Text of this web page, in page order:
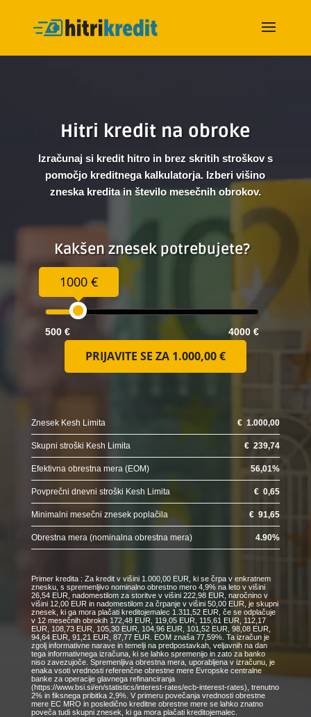
Hitri kredit na obroke
Izračunaj si kredit hitro in brez skritih stroškov s
pomočjo kreditnega kalkulatorja. Izberi višino
zneska kredita in število mesečnih obrokov.
Kakšen znesek potrebujete?
1000 €
500 € 4000 €
PRIJAVITE SE ZA 1.000,00 €
Znesek Kesh Limita €1.000,00
Skupni stroški Kesh Limita €239,74
Efektivna obrestna mera (EOM) 56,01%
Povprečni dnevni stroški Kesh Limita €0,65
Minimalni mesečni znesek poplačila €91,65
Obrestna mera (nominalna obrestna mera) 4.90%
Primer kredita : Za kredit v višini 1.000,00 EUR, ki se črpa v enkratnem
znesku, s spremenljivo nominalno obrestno mero 4,9% na leto v višini
26,54 EUR, nadomestilom za storitve v višini 222,98 EUR, naročnino v
višini 12,00 EUR in nadomestilom za črpanje v višini 50,00 EUR, je skupni
znesek, ki ga mora plačati kreditojemalec 1.311,52 EUR, če se odplačuje
v 12 mesečnih obrokih 172,48 EUR, 119,05 EUR, 115,61 EUR, 112,17
EUR, 108,73 EUR, 105,30 EUR, 104,96 EUR, 101,52 EUR, 98,08 EUR,
94,64 EUR, 91,21 EUR, 87,77 EUR. EOM znaša 77,59%. Ta izračun je
zgolj informativne narave in temelji na predpostavkah, veljavnih na dan
tega informativnega izračuna, ki se lahko spremenijo in zato za banko
niso zavezujoče. Spremenljiva obrestna mera, uporabljena v izračunu, je
enaka vsoti vrednosti referenčne obrestne mere Evropske centralne
banke za operacije glavnega refinanciranja
(https://www.bsi.si/en/statistics/interest-rates/ecb-interest-rates), trenutno
2% in fiksnega pribitka 2,9%. V primeru povečanja vrednosti obrestne
mere EC MRO in posledično kreditne obrestne mere se lahko znatno
poveča tudi skupni znesek, ki ga mora plačati kreditojemalec.